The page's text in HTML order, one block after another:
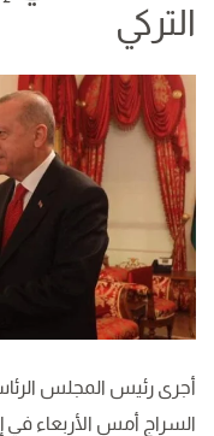
التركي
أجرى رئيس المجلس
السراج أمس الأربعاء